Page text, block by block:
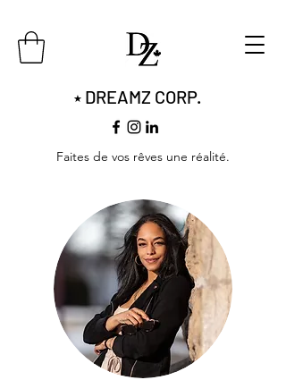
DREAMZ CORP.
​​★
Faites de vos rêves une réalité.